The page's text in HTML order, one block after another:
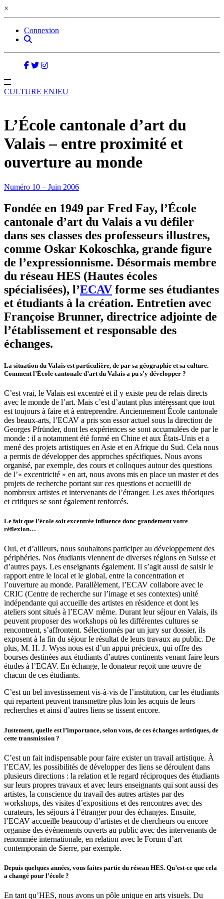
×
Connexion
CULTURE ENJEU
L’École cantonale d’art du
Valais – entre proximité et
ouverture au monde
Numéro 10 – Juin 2006
Fondée en 1949 par Fred Fay, l’École
cantonale d’art du Valais a vu défiler
dans ses classes des professeurs illustres,
comme Oskar Kokoschka, grande figure
de l’expressionnisme. Désormais membre
du réseau HES (Hautes écoles
spécialisées), l’ECAV forme ses étudiantes
et étudiants à la création. Entretien avec
Françoise Brunner, directrice adjointe de
l’établissement et responsable des
échanges.
La situation du Valais est particulière, de par sa géographie et sa culture.
Comment l’École cantonale d’art du Valais a pu s’y développer ?
C’est vrai, le Valais est excentré et il y existe peu de relais directs
avec le monde de l’art. Mais c’est d’autant plus intéressant que tout
est toujours à faire et à entreprendre. Anciennement École cantonale
des beaux-arts, l’ECAV a pris son essor actuel sous la direction de
Georges Pfründer, dont les expériences se sont accumulées de par le
monde : il a notamment été formé en Chine et aux États-Unis et a
mené des projets artistiques en Asie et en Afrique du Sud. Cela nous
a permis de développer des approches spécifiques. Nous avons
organisé, par exemple, des cours et colloques autour des questions
de l’« excentricité » en art, nous avons mis en place un master et des
projets de recherche portant sur ces questions et accueilli de
nombreux artistes et intervenants de l’étranger. Les axes théoriques
et critiques se sont également renforcés.
Le fait que l’école soit excentrée influence donc grandement votre
réflexion…
Oui, et d’ailleurs, nous souhaitons participer au développement des
périphéries. Nos étudiants viennent de diverses régions en Suisse et
d’autres pays. Les enseignants également. Il s’agit aussi de saisir le
rapport entre le local et le global, entre la concentration et
l’ouverture au monde. Parallèlement, l’ECAV collabore avec le
CRIC (Centre de recherche sur l’image et ses contextes) unité
indépendante qui accueille des artistes en résidence et dont les
ateliers sont situés à l’ECAV même. Durant leur séjour en Valais, ils
peuvent proposer des work­shops où les diffé­rentes cultures se
rencontrent, s’affrontent. Sélectionnés par un jury sur dossier, ils
exposent à la fin du séjour le résultat de leurs travaux au public. De
plus, M. H. J. Wyss nous est d’un appui précieux, qui offre des
bourses destinées aux étudiants d’autres continents venant faire leurs
études à l’ECAV. En échange, le donateur reçoit une œuvre de
chacun de ces étudiants.
C’est un bel investissement vis-à-vis de l’institution, car les étudiants
qui repartent peuvent transmettre plus loin les acquis de leurs
recherches et ainsi d’autres liens se tissent encore.
Justement, quelle est l’importance, selon vous, de ces échanges artistiques, de
cette transmission ?
C’est un fait indispensable pour faire exister un travail artistique. À
l’ECAV, les possibilités de développer des liens se déroulent dans
plusieurs directions : la relation et le regard réciproques des étudiants
sur leurs propres travaux et avec leurs enseignants qui sont aussi des
artistes, la conscience du travail des autres artistes par des
workshops, des visites d’expositions et des rencontres avec des
curateurs, les séjours à l’étranger pour des échanges. Ensuite,
l’ECAV accueille beaucoup d’artistes et de chercheurs ou encore
organise des événements ouverts au public avec des intervenants de
renommée internationale, en relation avec le Forum d’art
contemporain de Sierre, par exemple.
Depuis quelques années, vous faites partie du réseau HES. Qu’est-ce que cela
a changé pour l’école ?
En tant qu’HES, nous avons un pôle unique en arts visuels. Du